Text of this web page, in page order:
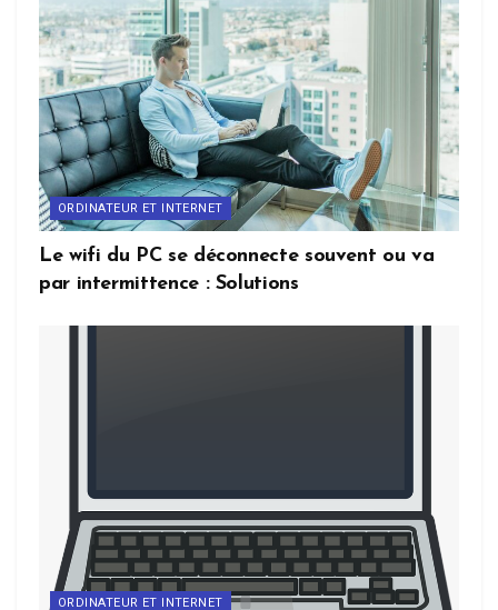
ORDINATEUR ET INTERNET
Le wifi du PC se déconnecte souvent ou va
par intermittence : Solutions
ORDINATEUR ET INTERNET